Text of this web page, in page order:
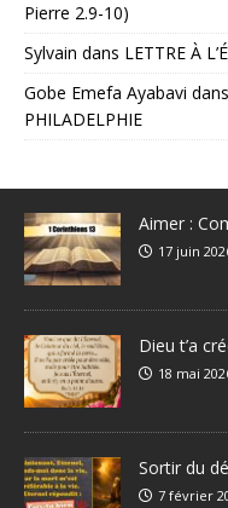
Pierre 2.9-10)
Sylvain dans LETTRE À
Gobe Emefa Ayabavi dans
PHILADELPHIE
Aimer :
17 juin
Dieu t’a
18 mai
Sortir du
7 février